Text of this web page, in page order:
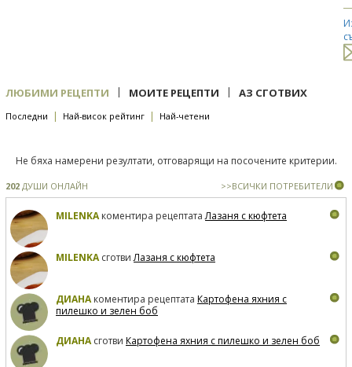
ЛЮБИМИ РЕЦЕПТИ | МОИТЕ РЕЦЕПТИ | АЗ СГОТВИХ
Последни | Най-висок рейтинг | Най-четени
Не бяха намерени резултати, отговарящи на посочените критерии.
202 ДУШИ ОНЛАЙН >>ВСИЧКИ ПОТРЕБИТЕЛИ
MILENKAкоментира рецептатаЛазаня с кюфтета
MILENKAсготвиЛазаня с кюфтета
ДИАНАкоментира рецептата Картофена яхния с
пилешко и зелен боб
ДИАНАсготви Картофена яхния с пилешко и зелен боб